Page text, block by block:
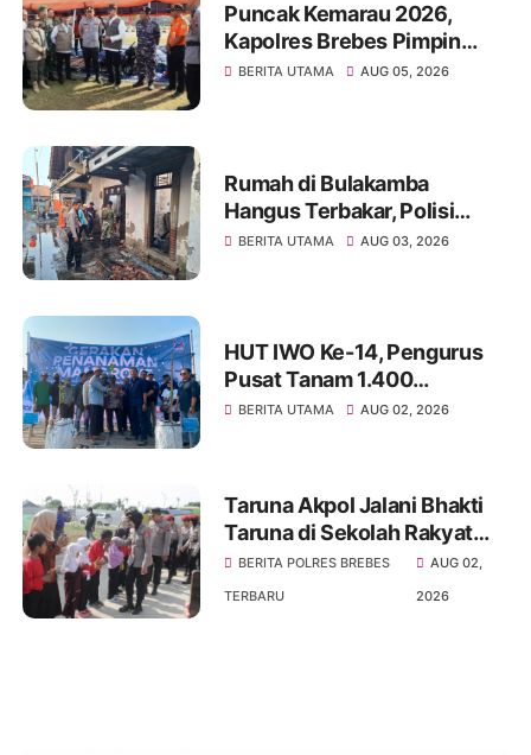
Puncak Kemarau 2026,
Kapolres Brebes Pimpin
Apel Siaga Bencana
BERITA UTAMA AUG 05, 2026
Rumah di Bulakamba
Hangus Terbakar, Polisi
Selidiki Dugaan Bara Obat
BERITA UTAMA AUG 03, 2026
HUT IWO Ke-14, Pengurus
Pusat Tanam 1.400
Mangrove di Tanjung Pasir,
BERITA UTAMA AUG 02, 2026
Taruna Akpol Jalani Bhakti
Taruna di Sekolah Rakyat
Terintegrasi Brebes, Perkuat
Karakter dan Jiwa
BERITA POLRES BREBES
TERBARU
AUG 02,
2026